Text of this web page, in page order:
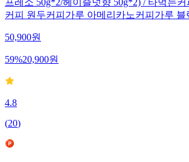
프레소 50g*2/헤이즐넛향 50g*2) / 타먹는
커피 원두커피가루 아메리카노커피가루 블
50,900원
59%20,900원
4.8
(20)